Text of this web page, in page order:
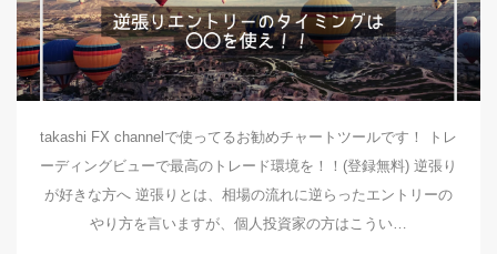
takashi FX channelで使ってるお勧めチャートツールです！ トレ
ーディングビューで最高のトレード環境を！！(登録無料) 逆張り
が好きな方へ 逆張りとは、相場の流れに逆らったエントリーの
やり方を言いますが、個人投資家の方はこうい…